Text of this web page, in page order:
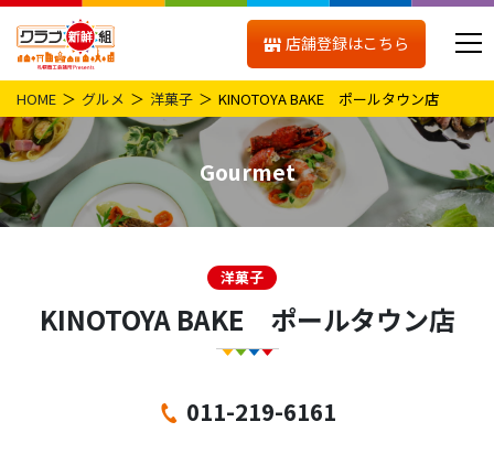
店舗登録はこちら
HOME グルメ 洋菓子 KINOTOYA BAKE ポールタウン店
Gourmet
洋菓子
KINOTOYA BAKE ポールタウン店
011-219-6161